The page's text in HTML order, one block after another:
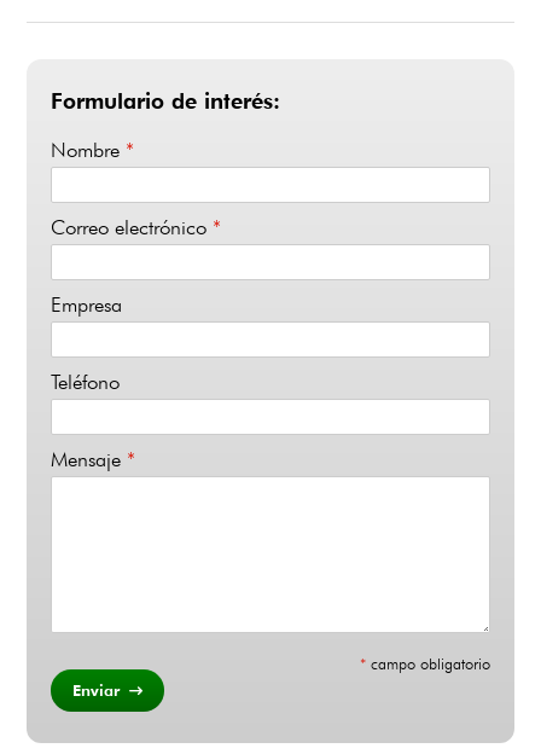
Formulario de interés:
Nombre *
Correo electrónico *
Empresa
Teléfono
Mensaje *
* campo obligatorio
Enviar